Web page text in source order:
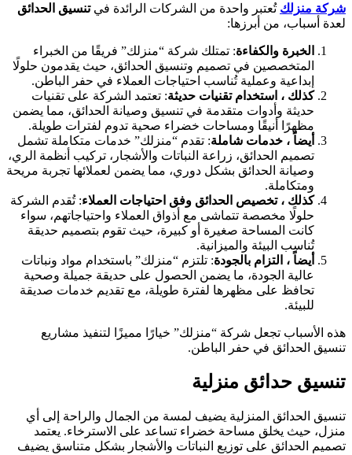
شركة منزلك تُعتبر واحدة من الشركات الرائدة فيتنسيق الحدائق
لعدة أسباب، من أبرزها:
الخبرة والكفاءة: تمتلك شركة “منزلك” فريقًا من الخبراء
المتخصصين في تصميم وتنسيق الحدائق، حيث يقدمون حلولًا
إبداعية وعملية تُناسب احتياجات العملاء في حفر الباطن.
كذلك ، استخدام تقنيات حديثة: تعتمد الشركة على تقنيات
حديثة وأدوات متقدمة في تنسيق وصيانة الحدائق، مما يضمن
مظهرًا أنيقًا ومساحات خضراء صحية تدوم لفترات طويلة.
أيضاً ، خدمات شاملة: تقدم “منزلك” خدمات متكاملة تشمل
تصميم الحدائق، زراعة النباتات والأشجار، تركيب أنظمة الري،
وصيانة الحدائق بشكل دوري، مما يضمن لعملائها تجربة مريحة
ومتكاملة.
كذلك ، تخصيص الحدائق وفق احتياجات العملاء: تُقدم الشركة
حلولًا مخصصة تتماشى مع أذواق العملاء واحتياجاتهم، سواء
كانت المساحة صغيرة أو كبيرة، حيث تقوم بتصميم حديقة
تُناسب البيئة والميزانية.
أيضاً ، التزام بالجودة: تلتزم “منزلك” باستخدام مواد ونباتات
عالية الجودة، ما يضمن الحصول على حديقة جميلة وصحية
تحافظ على مظهرها لفترة طويلة، مع تقديم خدمات صديقة
للبيئة.
هذه الأسباب تجعل شركة “منزلك” خيارًا مميزًا لتنفيذ مشاريع
تنسيق الحدائق في حفر الباطن.
تنسيق حدائق منزلية
تنسيق الحدائق المنزلية يضيف لمسة من الجمال والراحة إلى أي
منزل، حيث يخلق مساحة خضراء تساعد على الاسترخاء. يعتمد
تصميم الحدائق على توزيع النباتات والأشجار بشكل متناسق يضيف